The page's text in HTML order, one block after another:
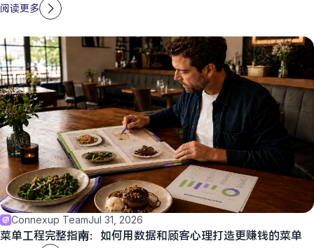
阅读更多
Connexup TeamJul 31, 2026
菜单工程完整指南：如何用数据和顾客心理打造更赚钱的菜单